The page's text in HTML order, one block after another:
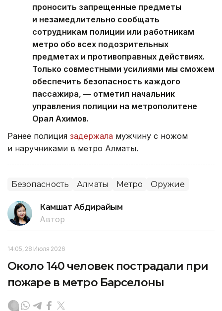
проносить запрещенные предметы
и незамедлительно сообщать
сотрудникам полиции или работникам
метро обо всех подозрительных
предметах и противоправных действиях.
Только совместными усилиями мы сможем
обеспечить безопасность каждого
пассажира, — отметил начальник
управления полиции на метрополитене
Орал Ахимов.
Ранее полиция задержала мужчину с ножом
и наручниками в метро Алматы.
Безопасность Алматы Метро Оружие
Камшат Абдирайым
Автор
14:05, 28 Июля 2026
Около 140 человек пострадали при
пожаре в метро Барселоны